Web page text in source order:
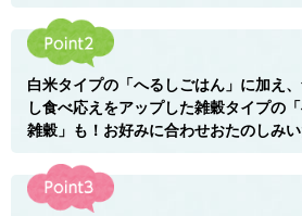
白米タイプの「へるしごはん」に加え
し食べ応えをアップした雑穀タイプの
雑穀」も！お好みに合わせおたのしみい